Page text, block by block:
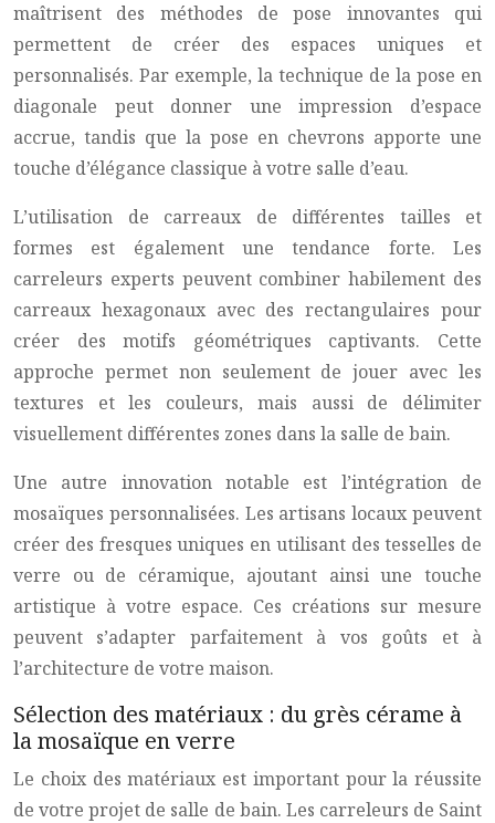
maîtrisent des méthodes de pose innovantes qui
permettent de créer des espaces uniques et
personnalisés. Par exemple, la technique de la pose en
diagonale peut donner une impression d’espace
accrue, tandis que la pose en chevrons apporte une
touche d’élégance classique à votre salle d’eau.
L’utilisation de carreaux de différentes tailles et
formes est également une tendance forte. Les
carreleurs experts peuvent combiner habilement des
carreaux hexagonaux avec des rectangulaires pour
créer des motifs géométriques captivants. Cette
approche permet non seulement de jouer avec les
textures et les couleurs, mais aussi de délimiter
visuellement différentes zones dans la salle de bain.
Une autre innovation notable est l’intégration de
mosaïques personnalisées. Les artisans locaux peuvent
créer des fresques uniques en utilisant des tesselles de
verre ou de céramique, ajoutant ainsi une touche
artistique à votre espace. Ces créations sur mesure
peuvent s’adapter parfaitement à vos goûts et à
l’architecture de votre maison.
Sélection des matériaux : du grès cérame à
la mosaïque en verre
Le choix des matériaux est important pour la réussite
de votre projet de salle de bain. Les carreleurs de Saint